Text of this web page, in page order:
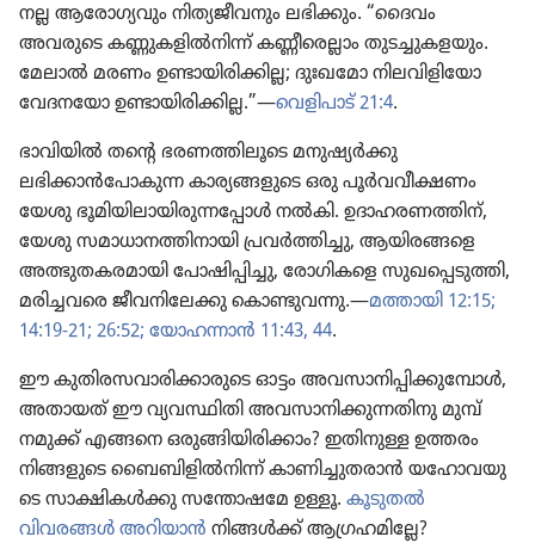
നല്ല ആരോ​ഗ്യ​വും നിത്യ​ജീ​വ​നും ലഭിക്കും. “ദൈവം
അവരുടെ കണ്ണുക​ളിൽനിന്ന്‌ കണ്ണീ​രെ​ല്ലാം തുടച്ചു​ക​ള​യും.
മേലാൽ മരണം ഉണ്ടായി​രി​ക്കില്ല; ദുഃഖ​മോ നിലവി​ളി​യോ
വേദന​യോ ഉണ്ടായി​രി​ക്കില്ല.”—വെളി​പാട്‌ 21:4.
ഭാവി​യിൽ തന്റെ ഭരണത്തി​ലൂ​ടെ മനുഷ്യർക്കു
ലഭിക്കാൻപോ​കുന്ന കാര്യ​ങ്ങ​ളു​ടെ ഒരു പൂർവ​വീ​ക്ഷണം
യേശു ഭൂമി​യി​ലാ​യി​രു​ന്ന​പ്പോൾ നൽകി. ഉദാഹ​ര​ണ​ത്തിന്‌,
യേശു സമാധാ​ന​ത്തി​നാ​യി പ്രവർത്തി​ച്ചു, ആയിര​ങ്ങളെ
അത്ഭുത​ക​ര​മാ​യി പോഷി​പ്പി​ച്ചു, രോഗി​കളെ സുഖ​പ്പെ​ടു​ത്തി,
മരിച്ച​വരെ ജീവനി​ലേക്കു കൊണ്ടു​വന്നു.—മത്തായി 12:15;
14:19-21; 26:52; യോഹ​ന്നാൻ 11:43, 44.
ഈ കുതി​ര​സ​വാ​രി​ക്കാ​രു​ടെ ഓട്ടം അവസാ​നി​പ്പി​ക്കു​മ്പോൾ,
അതായത്‌ ഈ വ്യവസ്ഥി​തി അവസാ​നി​ക്കു​ന്ന​തി​നു മുമ്പ്‌
നമുക്ക്‌ എങ്ങനെ ഒരുങ്ങി​യി​രി​ക്കാം? ഇതിനുള്ള ഉത്തരം
നിങ്ങളു​ടെ ബൈബി​ളിൽനിന്ന്‌ കാണി​ച്ചു​ത​രാൻ യഹോ​വ​യു​
ടെ സാക്ഷി​കൾക്കു സന്തോ​ഷമേ ഉള്ളൂ. കൂടുതൽ
വിവരങ്ങൾ അറിയാൻ നിങ്ങൾക്ക്‌ ആഗ്രഹ​മി​ല്ലേ?